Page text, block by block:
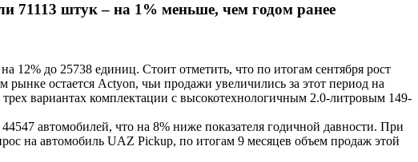
71113 штук – на 1% меньше, чем годом ранее
до 25738 единиц. Стоит отметить, что по итогам сентября рост
остается Actyon, чьи продажи увеличились за этот период на
вариантах комплектации с высокотехнологичным 2.0-литровым 149-
aвтомобилей, что на 8% ниже показателя годичной давности. При
на автомобиль UAZ Pickup, по итогам 9 месяцев объем продаж этой